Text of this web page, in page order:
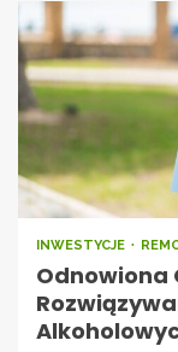
INWESTYCJE
Odnowiona